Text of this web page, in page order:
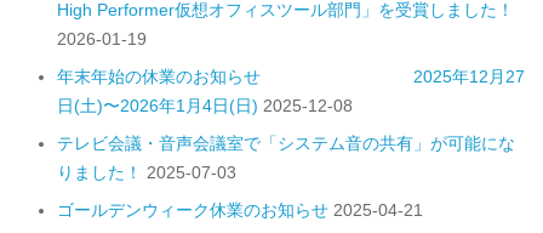
High Performer仮想オフィスツール部門」を受賞しました！
2026-01-19
年末年始の休業のお知らせ 2025年12月27
日(土)〜2026年1月4日(日) 2025-12-08
テレビ会議・音声会議室で「システム音の共有」が可能にな
りました！
2025-07-03
ゴールデンウィーク休業のお知らせ 2025-04-21